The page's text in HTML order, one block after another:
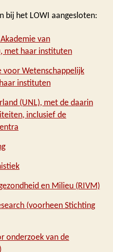
bij het LOWI aangesloten:
van
met haar instituten
voor Wetenschappelijk
instituten
(UNL), met de daarin
inclusief de
en Milieu (RIVM)
(voorheen Stichting
onderzoek van de